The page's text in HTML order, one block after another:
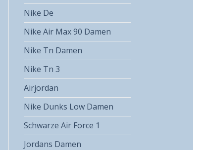
Nike De
Nike Air Max 90 Damen
Nike Tn Damen
Nike Tn 3
Airjordan
Nike Dunks Low Damen
Schwarze Air Force 1
Jordans Damen